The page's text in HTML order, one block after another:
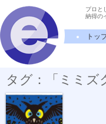
プロと
納得の
トッ
タグ：「ミミズ
ミミズキンの...